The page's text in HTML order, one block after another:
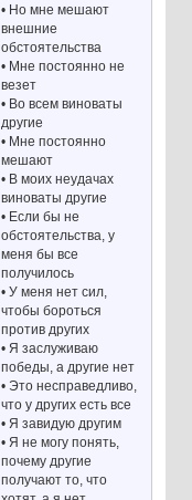
• Но мне мешают
внешние
обстоятельства
• Мне постоянно не
везет
• Во всем виноваты
другие
• Мне постоянно
мешают
• В моих неудачах
виноваты другие
• Если бы не
обстоятельства, у
меня бы все
получилось
• У меня нет сил,
чтобы бороться
против других
• Я заслуживаю
победы, а другие нет
• Это несправедливо,
что у других есть все
• Я завидую другим
• Я не могу понять,
почему другие
получают то, что